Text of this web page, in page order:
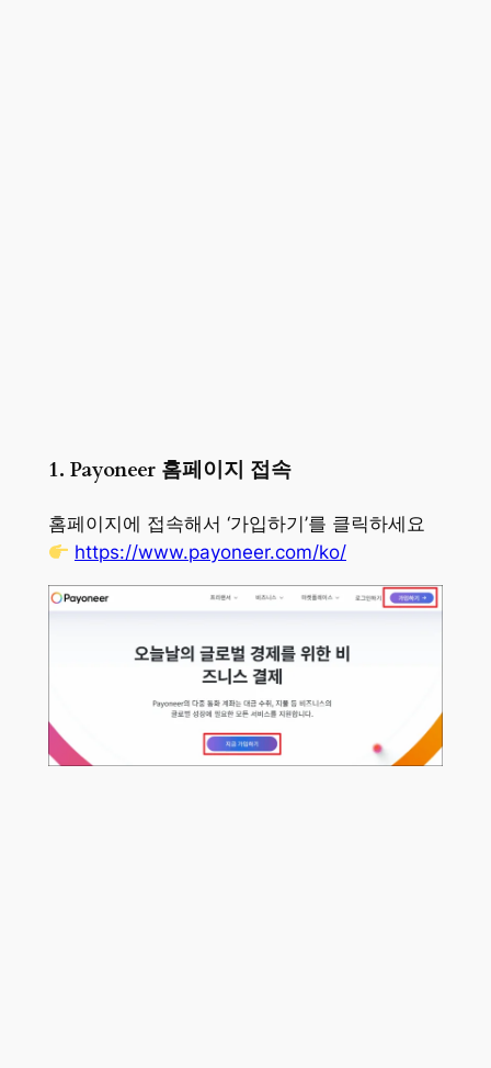
1. Payoneer 홈페이지 접속
홈페이지에 접속해서 ‘가입하기’를 클릭하세요
https://www.payoneer.com/ko/